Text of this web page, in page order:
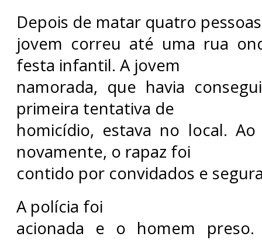
Depois de matar quatro
jovem correu até uma rua
festa infantil. A jovem
namorada, que havia
primeira tentativa de
homicídio, estava no local.
novamente, o rapaz foi
contido por convidados e
A polícia foi
acionada e o homem